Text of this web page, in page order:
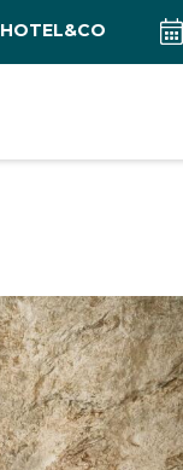
HOTEL&CO